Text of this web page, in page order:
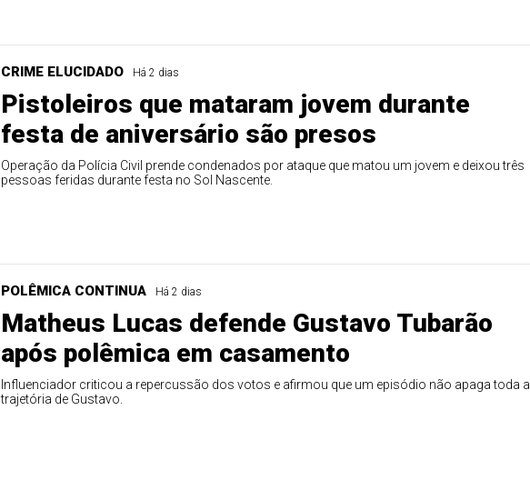
CRIME ELUCIDADO Há 2 dias
Pistoleiros que mataram jovem durante
festa de aniversário são presos
Operação da Polícia Civil prende condenados por ataque que matou um jovem e deixou três
pessoas feridas durante festa no Sol Nascente.
POLÊMICA CONTINUA Há 2 dias
Matheus Lucas defende Gustavo Tubarão
após polêmica em casamento
Influenciador criticou a repercussão dos votos e afirmou que um episódio não apaga toda a
trajetória de Gustavo.